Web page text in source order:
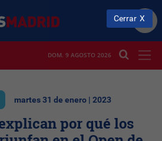
DOM. 9 AGOSTO 2026
martes 31 de enero | 2023
por qué los
Cerrar